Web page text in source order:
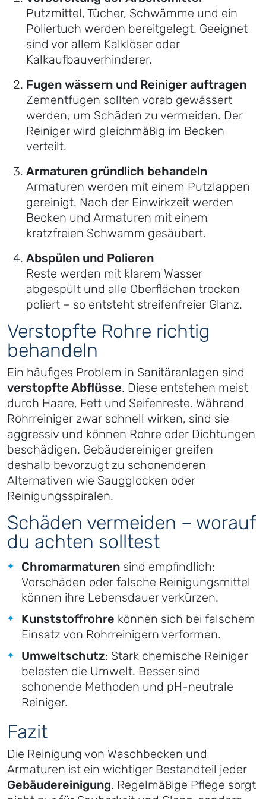
Putzmittel, Tücher, Schwämme und ein
Poliertuch werden bereitgelegt. Geeignet
sind vor allem Kalklöser oder
Kalkaufbauverhinderer.
Fugen wässern und Reiniger auftragen
Zementfugen sollten vorab gewässert
werden, um Schäden zu vermeiden. Der
Reiniger wird gleichmäßig im Becken
verteilt.
Armaturen gründlich behandeln
Armaturen werden mit einem Putzlappen
gereinigt. Nach der Einwirkzeit werden
Becken und Armaturen mit einem
kratzfreien Schwamm gesäubert.
Abspülen und Polieren
Reste werden mit klarem Wasser
abgespült und alle Oberflächen trocken
poliert – so entsteht streifenfreier Glanz.
Verstopfte Rohre richtig
behandeln
Ein häufiges Problem in Sanitäranlagen sind
verstopfte Abflüsse. Diese entstehen meist
durch Haare, Fett und Seifenreste. Während
Rohrreiniger zwar schnell wirken, sind sie
aggressiv und können Rohre oder Dichtungen
beschädigen. Gebäudereiniger greifen
deshalb bevorzugt zu schonenderen
Alternativen wie Saugglocken oder
Reinigungsspiralen.
Schäden vermeiden – worauf
du achten solltest
Chromarmaturen sind empfindlich:
Vorschäden oder falsche Reinigungsmittel
können ihre Lebensdauer verkürzen.
Kunststoffrohre können sich bei falschem
Einsatz von Rohrreinigern verformen.
Umweltschutz: Stark chemische Reiniger
belasten die Umwelt. Besser sind
schonende Methoden und pH-neutrale
Reiniger.
Fazit
Die Reinigung von Waschbecken und
Armaturen ist ein wichtiger Bestandteil jeder
Gebäudereinigung. Regelmäßige Pflege sorgt